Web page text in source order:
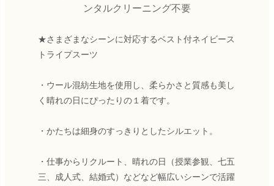
ンタルクリーニング不要
★さまざまなシーンに対応するベスト付ネイビース
トライプスーツ
・ウール混紡生地を使用し、柔らかさと質感も美し
く晴れの日にぴったりの１着です。
・かたちは細身のすっきりとしたシルエット。
・仕事からリクルート、晴れの日（授業参観、七五
三、成人式、結婚式）などなど幅広いシーンで活躍